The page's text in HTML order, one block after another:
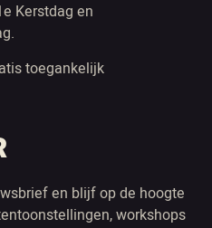
Kerstdag en
toegankelijk
en blijf op de hoogte
workshops